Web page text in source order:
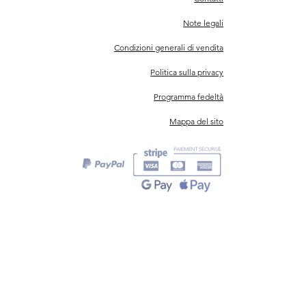
Note legali
Condizioni generali di vendita
Politica sulla privacy
Programma fedeltà
Mappa del sito